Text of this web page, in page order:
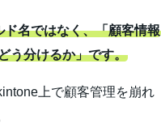
名ではなく、「顧客情報
う分けるか」です。
上で顧客管理を崩れ